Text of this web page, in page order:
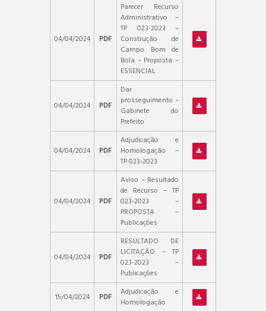
04/04/2024 PDF
Parecer Recurso
Administrativo –
TP 023-2023 –
Construção de
Campo Bom de
Bola – Proposta –
ESSENCIAL
04/04/2024 PDF
Dar
prosseguimento –
Gabinete do
Prefeito
04/04/2024 PDF
Adjudicação e
Homologação –
TP 023-2023
04/04/2024 PDF
Aviso – Resultado
de Recurso – TP
023-2023 –
PROPOSTA –
Publicações
04/04/2024 PDF
RESULTADO DE
LICITAÇÃO – TP
023-2023 –
Publicações
15/04/2024
PDF
Adjudicação e
Homologação